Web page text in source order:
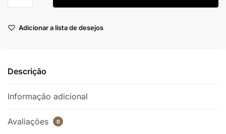
Adicionar a lista de desejos
Descrição
Informação adicional
Avaliações 0